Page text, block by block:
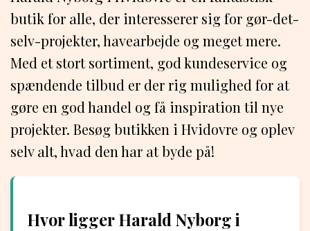
butik for alle, der interesserer sig for gør-det-
selv-projekter, havearbejde og meget mere.
Med et stort sortiment, god kundeservice og
spændende tilbud er der rig mulighed for at
gøre en god handel og få inspiration til nye
projekter. Besøg butikken i Hvidovre og oplev
selv alt, hvad den har at byde på!
Hvor ligger Harald Nyborg i